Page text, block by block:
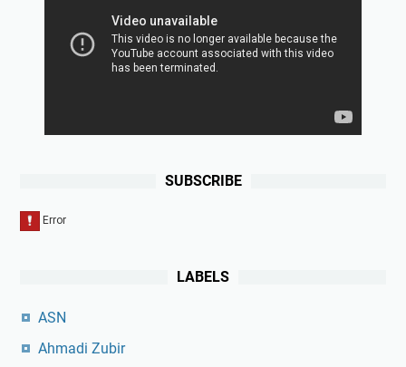
SUBSCRIBE
LABELS
ASN
Ahmadi Zubir